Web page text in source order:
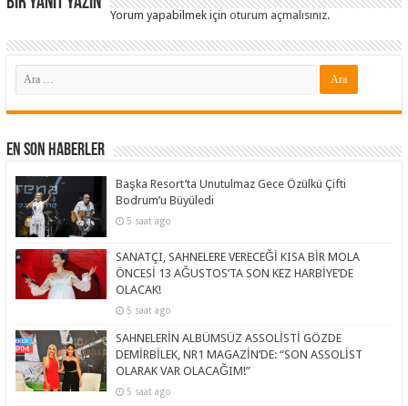
Yorum yapabilmek içinoturum açmalısınız.
En Son Haberler
Başka Resort’ta Unutulmaz Gece Özülkü Çifti
Bodrum’u Büyüledi
5 saat ago
SANATÇI, SAHNELERE VERECEĞİ KISA BİR MOLA
ÖNCESİ 13 AĞUSTOS’TA SON KEZ HARBİYE’DE
OLACAK!
5 saat ago
SAHNELERİN ALBÜMSÜZ ASSOLİSTİ GÖZDE
DEMİRBİLEK, NR1 MAGAZİN’DE: “SON ASSOLİST
OLARAK VAR OLACAĞIM!”
5 saat ago